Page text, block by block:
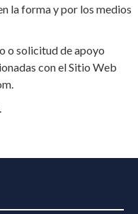
la forma y por los medios
o solicitud de apoyo
con el Sitio Web